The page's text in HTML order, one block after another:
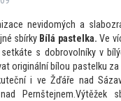
nevidomých a
sbírky Bílá pastelka. Ve
s dobrovolníky v
originální bílou pastelku
i ve Žďáře nad
Pernštejnem.Výtěžek